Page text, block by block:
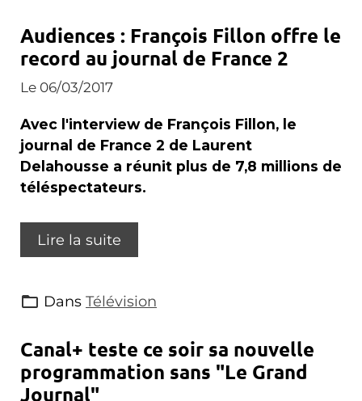
Audiences : François Fillon offre le
record au journal de France 2
Le 06/03/2017
Avec l'interview de François Fillon, le
journal de France 2 de Laurent
Delahousse a réunit plus de 7,8 millions de
téléspectateurs.
Lire la suite
Dans Télévision
Canal+ teste ce soir sa nouvelle
programmation sans "Le Grand
Journal"